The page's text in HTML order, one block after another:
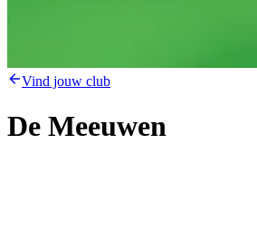
Vind jouw club
De Meeuwen